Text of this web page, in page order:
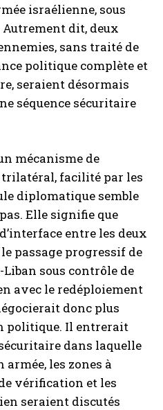
israélienne, sous
dit, deux
sans traité de
politique complète et
seraient désormais
séquence sécuritaire
mécanisme de
facilité par les
diplomatique semble
Elle signifie que
entre les deux
passage progressif de
sous contrôle de
avec le redéploiement
donc plus
politique. Il entrerait
dans laquelle
les zones à
vérification et les
seraient discutés